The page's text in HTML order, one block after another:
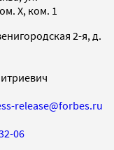
X, ком. 1
2-я, д.
release@forbes.ru
06